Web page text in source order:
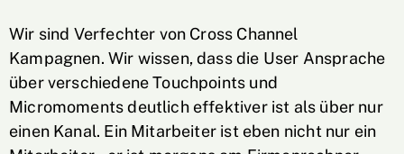
Wir sind Verfechter von Cross Channel
Kampagnen. Wir wissen, dass die User Ansprache
über verschiedene Touchpoints und
Micromoments deutlich effektiver ist als über nur
einen Kanal. Ein Mitarbeiter ist eben nicht nur ein